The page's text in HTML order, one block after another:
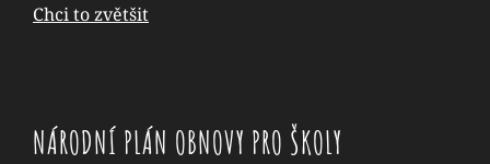
Chci to zvětšit
NÁRODNÍ PLÁN OBNOVY PRO ŠKOLY